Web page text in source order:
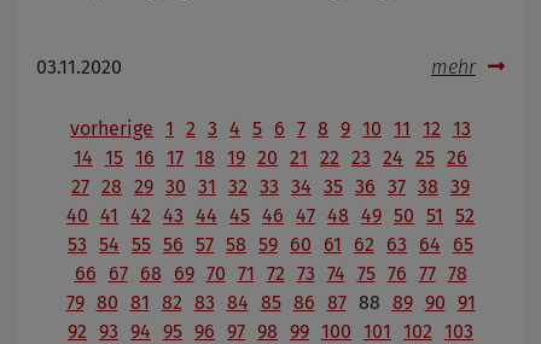
03.11.2020 mehr
vorherige 1 2 3 4 5 6 7 8 9 10 11 12 13
14 15 16 17 18 19 20 21 22 23 24 25 26
27 28 29 30 31 32 33 34 35 36 37 38 39
40 41 42 43 44 45 46 47 48 49 50 51
52
53 54 55 56 57 58 59 60 61 62 63 64
65
66
67 68 69 70 71 72 73 74 75 76 77 78
79 80 81 82 83 84 85 86 87 88 89 90 91
92 93 94 95 96 97 98 99 100 101 102 103